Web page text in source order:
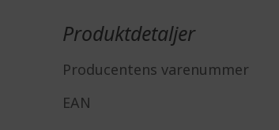
Produktdetaljer
Producentens varenummer
EAN